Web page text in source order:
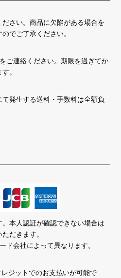
さい。商品に欠陥がある場合を
でご了承ください。
ご連絡ください。期限を過ぎてか
。
発生する送料・手数料は全額負
本人認証が確認できない場合は
だきます。
ド会社によって異なります。
ジットでのお支払いが可能で